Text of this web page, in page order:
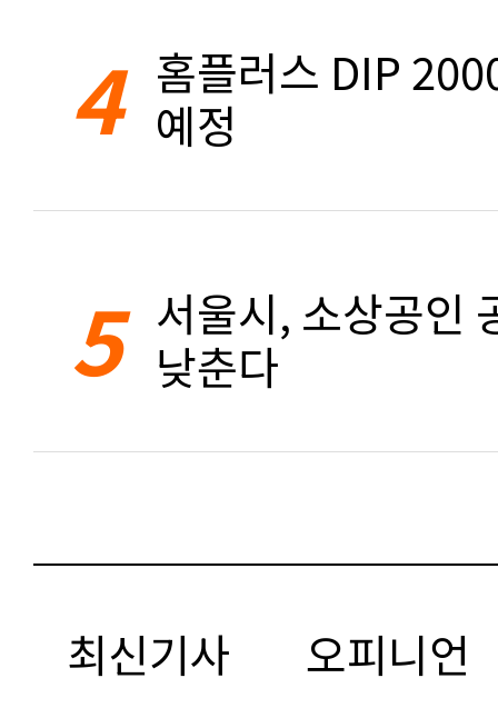
4 홈플러스 DIP
예정
5 서울시, 소상공인
낮춘다
최신기사 오피니언